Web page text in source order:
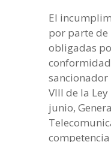
El
por parte de
obligadas
VIII de la
junio,